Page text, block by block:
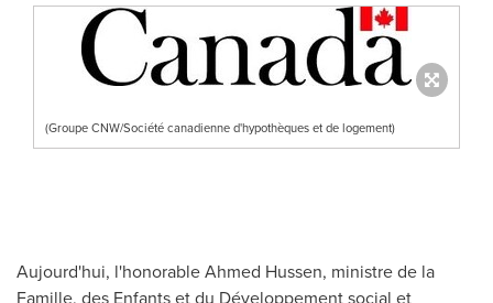
(Groupe CNW/Société canadienne d'hypothèques et de logement)
Aujourd'hui, l'honorable Ahmed Hussen, ministre de la
Famille, des Enfants et du Développement social et